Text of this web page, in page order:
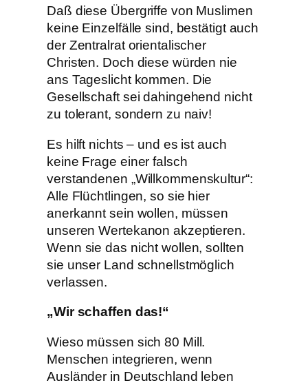
Daß diese Übergriffe von Muslimen
keine Einzelfälle sind, bestätigt auch
der Zentralrat orientalischer
Christen. Doch diese würden nie
ans Tageslicht kommen. Die
Gesellschaft sei dahingehend nicht
zu tolerant, sondern zu naiv!
Es hilft nichts – und es ist auch
keine Frage einer falsch
verstandenen „Willkommenskultur“:
Alle Flüchtlingen, so sie hier
anerkannt sein wollen, müssen
unseren Wertekanon akzeptieren.
Wenn sie das nicht wollen, sollten
sie unser Land schnellstmöglich
verlassen.
„Wir schaffen das!“
Wieso müssen sich 80 Mill.
Menschen integrieren, wenn
Ausländer in Deutschland leben